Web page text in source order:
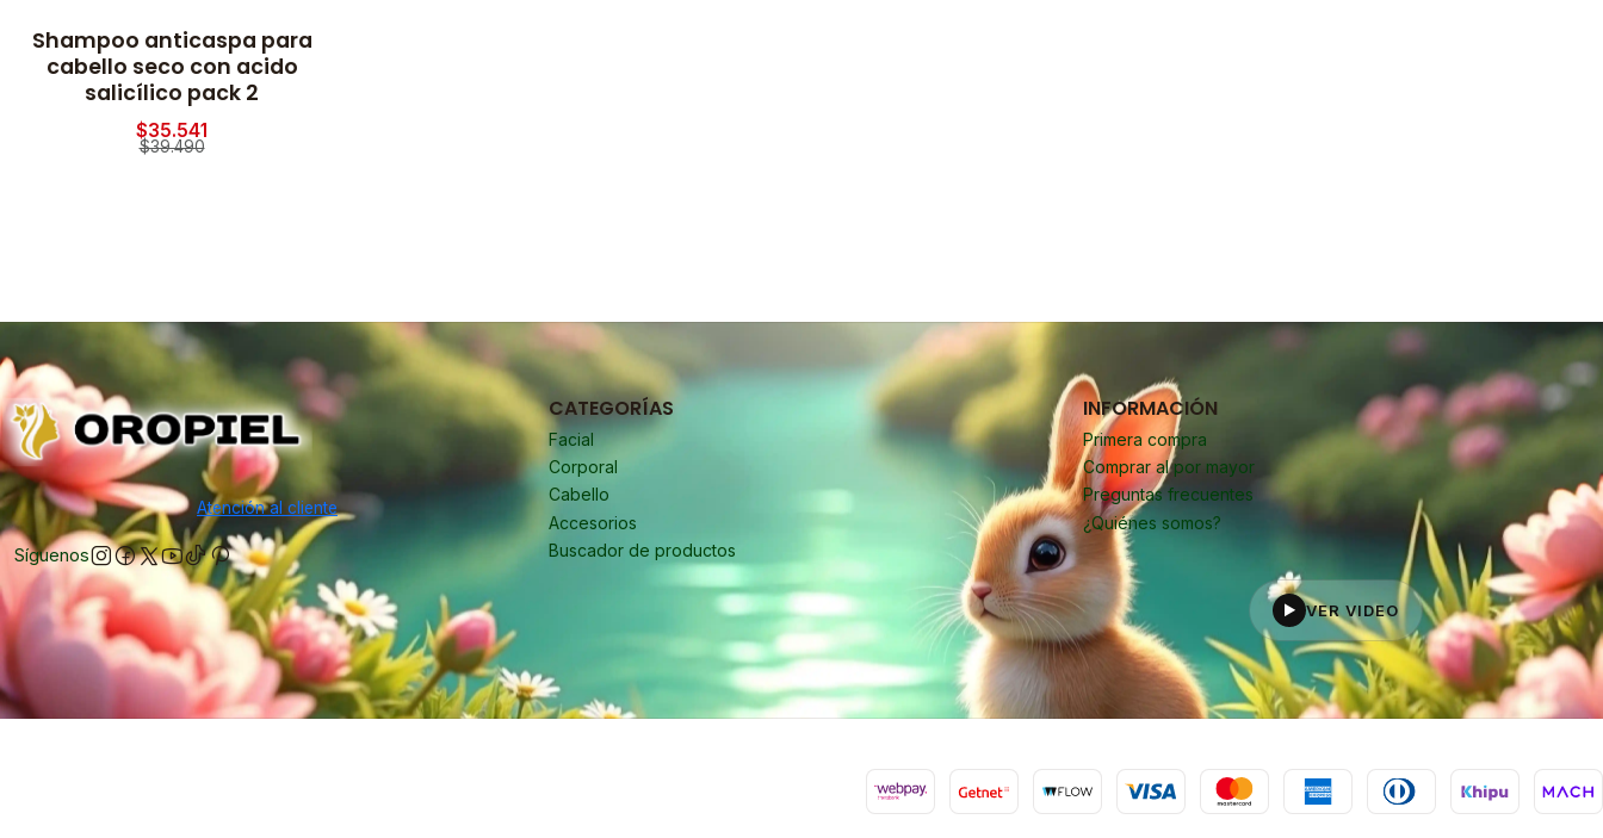
-10% OFF
Shampoo anticaspa para
cabello seco con acido
salicílico pack 2
$35.541
$39.490
Atención al cliente
Síguenos
CATEGORÍAS
Facial
Corporal
Cabello
Accesorios
Buscador de productos
INFORMACIÓN
Primera compra
Comprar al por mayor
Preguntas frecuentes
¿Quiénes somos?
▶ VER VIDEO